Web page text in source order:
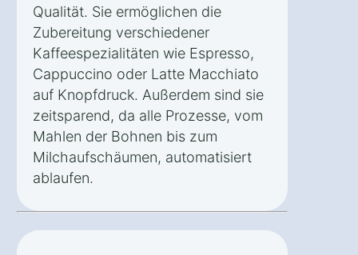
Qualität. Sie ermöglichen die
Zubereitung verschiedener
Kaffeespezialitäten wie Espresso,
Cappuccino oder Latte Macchiato
auf Knopfdruck. Außerdem sind sie
zeitsparend, da alle Prozesse, vom
Mahlen der Bohnen bis zum
Milchaufschäumen, automatisiert
ablaufen.